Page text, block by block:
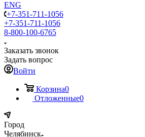
ENG
+7-351-711-1056
+7-351-711-1056
8-800-100-6765
Заказать звонок
Задать вопрос
Войти
Корзина0
Отложенные0
Город
Челябинск